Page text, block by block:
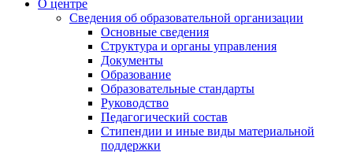
О центре
Сведения об образовательной организации
Основные сведения
Структура и органы управления
Документы
Образование
Образовательные стандарты
Руководство
Педагогический состав
Стипендии и иные виды материальной
поддержки